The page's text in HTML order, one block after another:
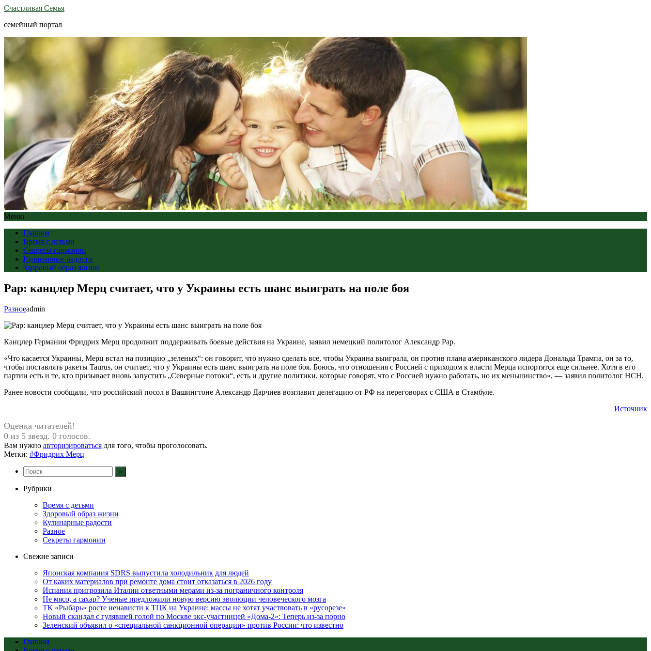
Счастливая Семья
семейный портал
Меню
Главная
Время с детьми
Секреты гармонии
Кулинарные радости
Здоровый образ жизни
Рар: канцлер Мерц считает, что у Украины есть шанс выиграть на поле боя
Разноеadmin
Канцлер Германии Фридрих Мерц продолжит поддерживать боевые действия на Украине, заявил немецкий политолог Александр Рар.
«Что касается Украины, Мерц встал на позицию „зеленых“: он говорит, что нужно сделать все, чтобы Украина выиграла, он против плана американского лидера Дональда Трампа, он за то,
чтобы поставлять ракеты Taurus, он считает, что у Украины есть шанс выиграть на поле боя. Боюсь, что отношения с Россией с приходом к власти Мерца испортятся еще сильнее. Хотя в его
партии есть и те, кто призывает вновь запустить „Северные потоки“, есть и другие политики, которые говорят, что с Россией нужно работать, но их меньшинство», — заявил политолог НСН.
Ранее новости сообщали, что российский посол в Вашингтоне Александр Дарчиев возглавит делегацию от РФ на переговорах с США в Стамбуле.
Источник
Оценка читателей!
0 из 5 звезд. 0 голосов.
Вам нужно авторизироваться для того, чтобы проголосовать.
Метки: #Фридрих Мерц
Рубрики
Время с детьми
Здоровый образ жизни
Кулинарные радости
Разное
Секреты гармонии
Свежие записи
Японская компания SDRS выпустила холодильник для людей
От каких материалов при ремонте дома стоит отказаться в 2026 году
Испания пригрозила Италии ответными мерами из-за пограничного контроля
Не мясо, а сахар? Ученые предложили новую версию эволюции человеческого мозга
ТК «Рыбарь» росте ненависти к ТЦК на Украине: массы не хотят участвовать в «русорезе»
Новый скандал с гулявшей голой по Москве экс-участницей «Дома-2»: Теперь из-за порно
Зеленский объявил о «специальной санкционной операции» против России: что известно
Главная